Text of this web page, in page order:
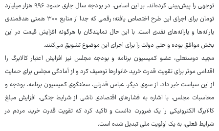
توجهی را پیش‌بینی کرده‌اند. بر این اساس، در بودجه سال جاری حدود ۹۹۶ هزار میلیارد
تومان برای اجرای این طرح اختصاص یافته؛ رقمی که جدا از منابع ۳۰۰ همتی هدفمندی
یارانه‌ها و یارانه‌های نقدی است. با این حال نمایندگان با هرگونه افزایش قیمت در این
بخش موافق بوده و حتی دولت را برای اجرای این موضوع تشویق می‌کنند.
مجید دوستعلی، عضو کمیسیون برنامه و بودجه مجلس نیز افزایش اعتبار کالابرگ را
اقدامی موثر برای تقویت قدرت خرید خانوارها توصیف کرد و از آمادگی مجلس برای حمایت
از این سیاست خبر داد. از سوی دیگر، عباس قدرتی، سخنگوی کمیسیون برنامه، بودجه و
محاسبات مجلس، با اشاره به فشارهای اقتصادی ناشی از شرایط جنگی، افزایش مبلغ
کالابرگ الکترونیکی را یک ضرورت دانست و تاکید کرد که تقویت قدرت خرید مردم در
شرایط فعلی، به یک اولویت ملی تبدیل شده است.